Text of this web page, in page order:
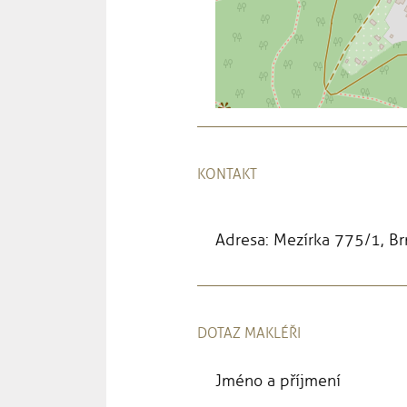
KONTAKT
Adresa: Mezírka 775/1,
DOTAZ MAKLÉŘI
Jméno a příjmení